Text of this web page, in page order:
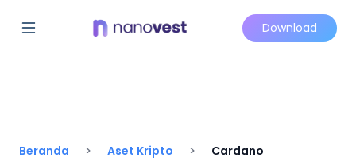
Download
Beranda Aset Kripto Cardano